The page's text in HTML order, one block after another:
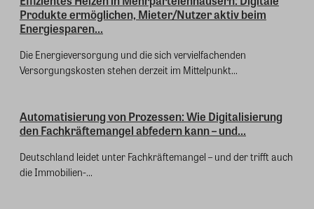
Produkte ermöglichen, Mieter/Nutzer aktiv beim
Energiesparen...
Die Energieversorgung und die sich vervielfachenden
Versorgungskosten stehen derzeit im Mittelpunkt...
Automatisierung von Prozessen: Wie Digitalisierung
den Fachkräftemangel abfedern kann – und...
Deutschland leidet unter Fachkräftemangel – und der trifft auch
die Immobilien-...